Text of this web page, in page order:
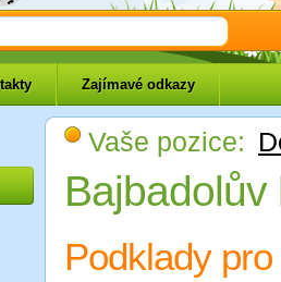
Zajímavé odkazy
Vaše pozice:
Bajbadolův
Podklady